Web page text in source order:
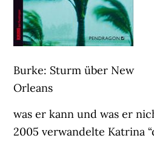
Burke: Sturm über New
Orleans
was er kann und was er
2005 verwandelte Katrina